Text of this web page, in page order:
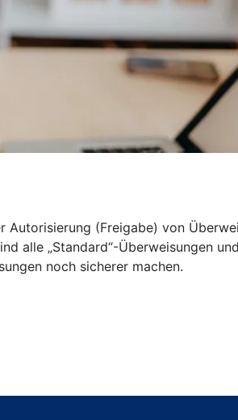
(Freigabe) von
alle „Standard“-Überweisungen
noch sicherer machen.